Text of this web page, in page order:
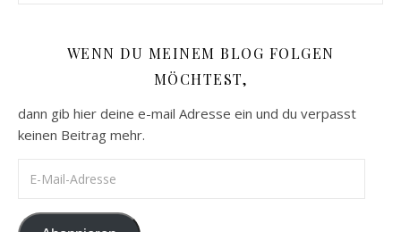
WENN DU MEINEM BLOG FOLGEN
MÖCHTEST,
dann gib hier deine e-mail Adresse ein und du verpasst
keinen Beitrag mehr.